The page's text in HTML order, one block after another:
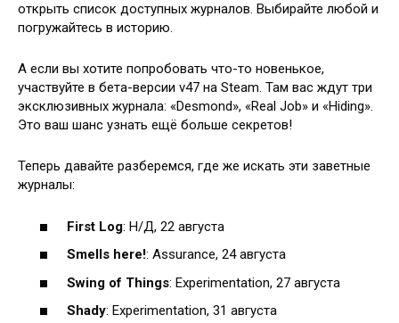
открыть список доступных журналов. Выбирайте любой и
погружайтесь в историю.
А если вы хотите попробовать что-то новенькое,
участвуйте в бета-версии v47 на Steam. Там вас ждут три
эксклюзивных журнала: «Desmond», «Real Job» и «Hiding».
Это ваш шанс узнать ещё больше секретов!
Теперь давайте разберемся, где же искать эти заветные
журналы:
First Log: Н/Д, 22 августа
Smells here!: Assurance, 24 августа
Swing of Things: Experimentation, 27 августа
Shady: Experimentation, 31 августа